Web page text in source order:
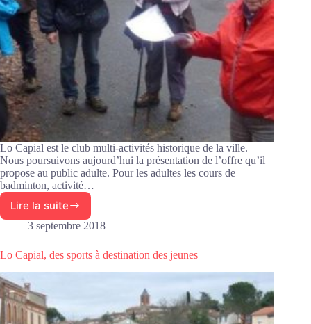
Lo Capial est le club multi-activités historique de la ville.
Nous poursuivons aujourd’hui la présentation de l’offre qu’il
propose au public adulte. Pour les adultes les cours de
badminton, activité…
Lire la suite
Des
sports
adultes
à
3 septembre 2018
Lo Capial, des sports à destination des jeunes